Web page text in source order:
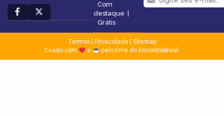
Com
destaque
Grátis
Termos| Privacidade
Sitemap
Criado com
e pelo time do EncontraBrasil